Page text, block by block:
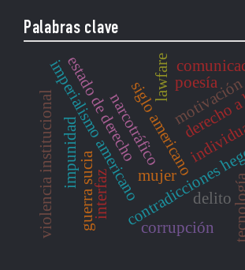
Palabras clave
contradicciones
siglo americano
imperialismo americanomujer
violencia institucional delito
estado de derecho
corrupción
impunidad
motivación
poesía
guerra sucia
lawfare
narcotráfico
interfaz